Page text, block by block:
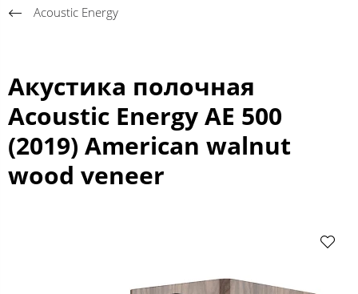
Acoustic Energy
Акустика полочная
Acoustic Energy АЕ 500
(2019) American walnut
wood veneer